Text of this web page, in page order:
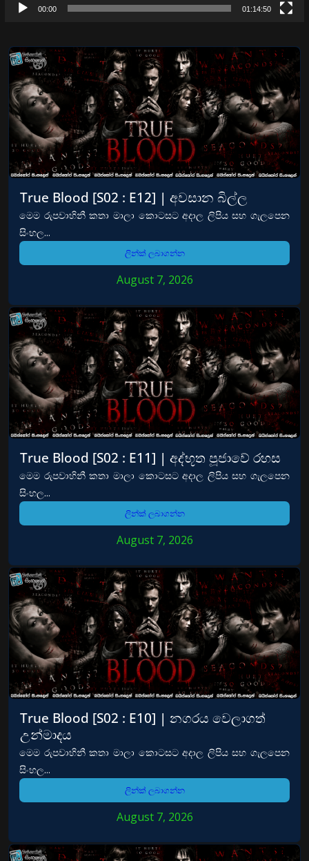
00:00 01:14:50
True Blood [S02 : E12] | අවසාන බිල්ල
මෙම රුපවාහිනී කතා මාලා කොටසට අදාල ලිපිය සහ ගැලපෙන
සිංහල...
ලින්ක් ලබාගන්න
August 7, 2026
True Blood [S02 : E11] | අද්භූත පූජාවේ රහස
මෙම රුපවාහිනී කතා මාලා කොටසට අදාල ලිපිය සහ ගැලපෙන
සිංහල...
ලින්ක් ලබාගන්න
August 7, 2026
True Blood [S02 : E10] | නගරය වෙලාගත්
උන්මාදය
මෙම රුපවාහිනී කතා මාලා කොටසට අදාල ලිපිය සහ ගැලපෙන
සිංහල...
ලින්ක් ලබාගන්න
August 7, 2026